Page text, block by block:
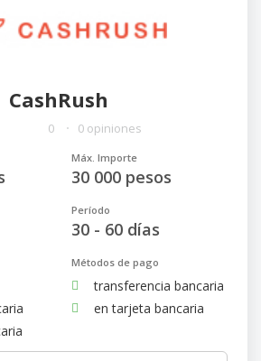
CashRush
0 0 opiniones
Máx. Importe
30 000 pesos
Período
30 - 60 días
Métodos de pago
transferencia bancaria
en tarjeta bancaria